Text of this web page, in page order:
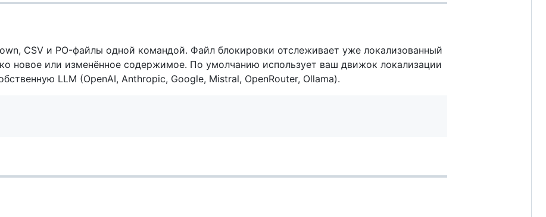
CSV и PO-файлы одной командой. Файл блокировки отслеживает уже локализованный
новое или изменённое содержимое. По умолчанию использует ваш движок локализации
LLM (OpenAI, Anthropic, Google, Mistral, OpenRouter, Ollama).